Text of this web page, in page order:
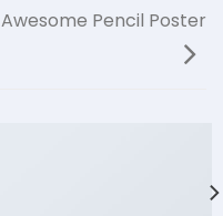
Awesome Pencil Poster